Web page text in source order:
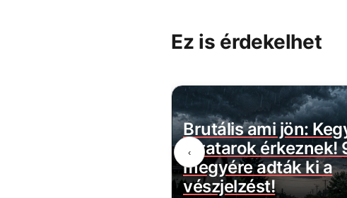
Ez is érdekelhet
‹
Brutális ami jön:
zivatarok érkeznek!
megyére adták ki a
vészjelzést!